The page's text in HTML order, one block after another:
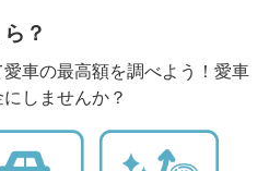
？
車の最高額を調べよう！愛車
しませんか？